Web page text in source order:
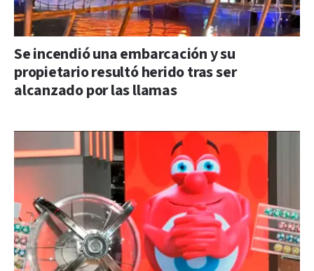
Se incendió una embarcación y su
propietario resultó herido tras ser
alcanzado por las llamas